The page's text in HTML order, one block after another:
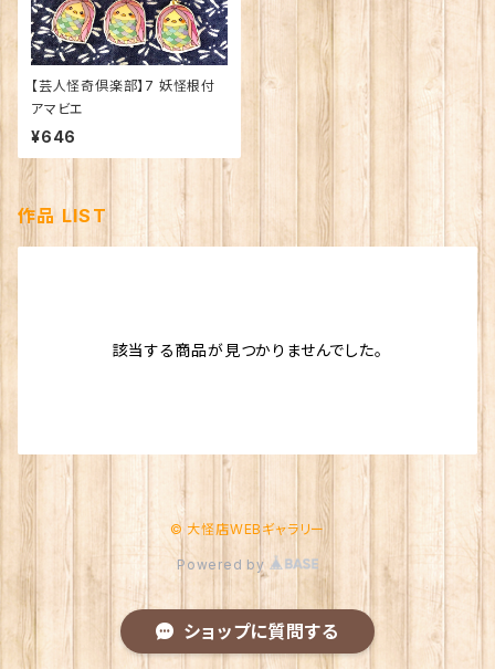
【芸人怪奇倶楽部】7 妖怪根付
アマビエ
¥646
作品 LIST
該当する商品が見つかりませんでした。
© 大怪店WEBギャラリー
Powered by
ショップに質問する